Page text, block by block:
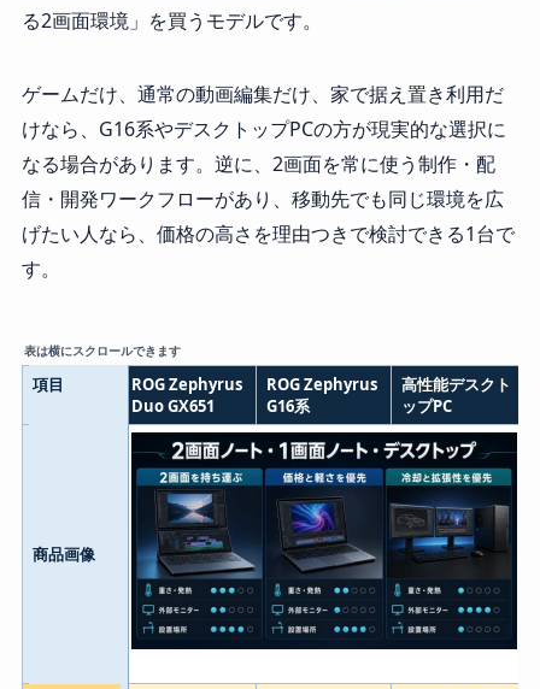
る2画面環境」を買うモデルです。
ゲームだけ、通常の動画編集だけ、家で据え置き利用だ
けなら、G16系やデスクトップPCの方が現実的な選択に
なる場合があります。逆に、2画面を常に使う制作・配
信・開発ワークフローがあり、移動先でも同じ環境を広
げたい人なら、価格の高さを理由つきで検討できる1台で
す。
表は横にスクロールできます
項目
ROG Zephyrus
Duo GX651
ROG Zephyrus
G16系
高性能デスクト
ップPC
商品画像